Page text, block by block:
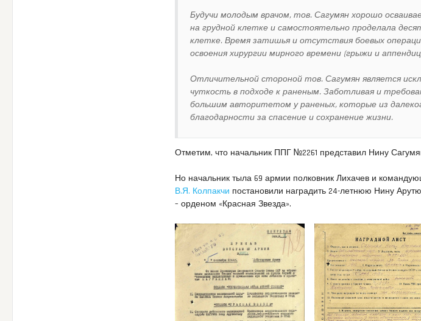
Будучи молодым врачом, тов. Сагумян хорошо
на грудной клетке и самостоятельно проделала
клетке. Время затишья и отсутствия боевых
освоения хирургии мирного времени (грыжи и
Отличительной стороной тов. Сагумян является
чуткость в подходе к раненым. Заботливая и
большим авторитетом у раненых, которые из
благодарности за спасение и сохранение жизни.
Отметим, что начальник ППГ №2261 представил Нину
Но начальник тыла 69 армии полковник Лихачев и
В.Я. Колпакчи постановили наградить 24-летнюю Нину
– орденом «Красная Звезда».